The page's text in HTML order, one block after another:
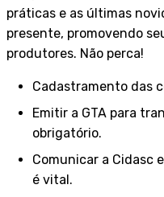
práticas e as últimas
presente, promovendo
produtores. Não perca!
Cadastramento das
Emitir a GTA para
obrigatório.
Comunicar a Cidasc
é vital.